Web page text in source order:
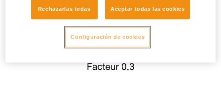
Rechazarlas todas Aceptar todas las cookies
Configuración de cookies